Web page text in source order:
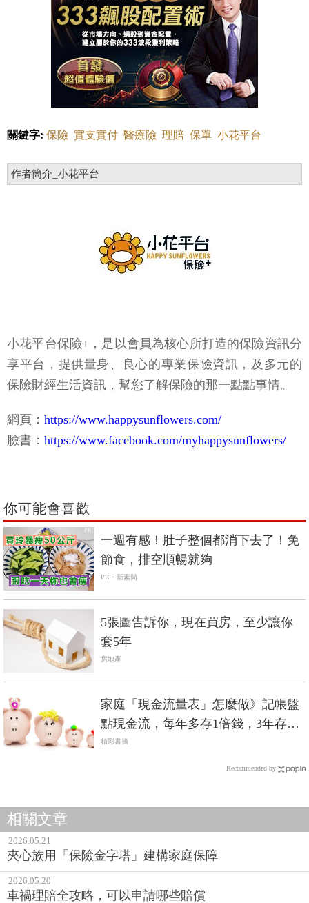
關鍵字: 保險 實支實付 醫療險 理賠 保單 小花平台
作者簡介_小花平台
小花平台保險+，是以會員為核心所打造的保險資訊分
享平台，提供量身、良心的專業保險資訊，及多元的
保險財經生活資訊，幫您了解保險的那一點點事情。
網頁： https://www.happysunflowers.com/
臉書： https://www.facebook.com/myhappysunflowers/
你可能會喜歡
PR
一週有感！肚子整個都消下去了！免
節食，排空順暢就夠
PR・新素簡
5張圖告訴你，現在買房，至少讓你
套5年
房地產
家庭「現金流量表」怎麼做》記帳盤
點現金流，每年多存1倍錢，3年存下
150萬
精彩書摘
Recommended by
相關文章
2026.05.21
夾心族用「保險金字塔」建構家庭保障
2026.05.20
車禍理賠全攻略，可以申請哪些賠償